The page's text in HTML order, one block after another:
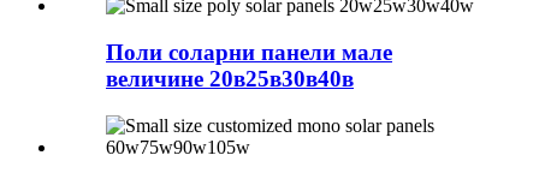
Поли соларни панели мале
величине 20в25в30в40в